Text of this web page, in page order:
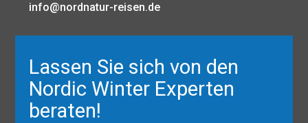
info@nordnatur-reisen.de
Lassen Sie sich von den
Nordic Winter Experten
beraten!